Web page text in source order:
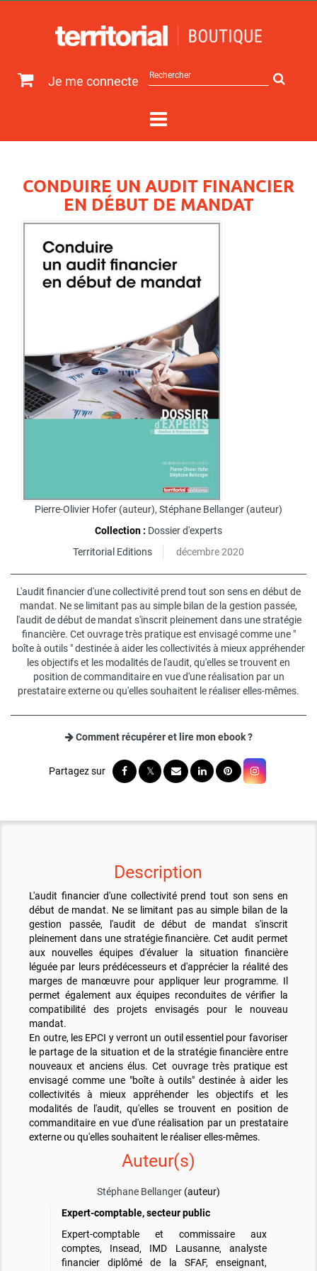
Je me connecte
sur
CONDUIRE UN AUDIT FINANCIER
EN DÉBUT DE MANDAT
Pierre-Olivier Hofer (auteur), Stéphane Bellanger (auteur)
Collection : Dossier d'experts
Territorial Editions
décembre 2020
L'audit financier d'une collectivité prend tout son sens en début de
mandat. Ne se limitant pas au simple bilan de la gestion passée,
l'audit de début de mandat s'inscrit pleinement dans une stratégie
financière. Cet ouvrage très pratique est envisagé comme une "
boîte à outils " destinée à aider les collectivités à mieux appréhender
les objectifs et les modalités de l'audit, qu'elles se trouvent en
position de commanditaire en vue d'une réalisation par un
prestataire externe ou qu'elles souhaitent le réaliser elles-mêmes.
Comment récupérer et lire mon ebook ?
Description
L'audit financier d'une collectivité prend tout son sens en
début de mandat. Ne se limitant pas au simple bilan de la
gestion passée, l'audit de début de mandat s'inscrit
pleinement dans une stratégie financière. Cet audit permet
aux nouvelles équipes d'évaluer la situation financière
léguée par leurs prédécesseurs et d'apprécier la réalité des
marges de manœuvre pour appliquer leur programme. Il
permet également aux équipes reconduites de vérifier la
compatibilité des projets envisagés pour le nouveau
mandat.
En outre, les EPCI y verront un outil essentiel pour favoriser
le partage de la situation et de la stratégie financière entre
nouveaux et anciens élus. Cet ouvrage très pratique est
envisagé comme une "boîte à outils" destinée à aider les
collectivités à mieux appréhender les objectifs et les
modalités de l'audit, qu'elles se trouvent en position de
commanditaire en vue d'une réalisation par un prestataire
externe ou qu'elles souhaitent le réaliser elles-mêmes.
Auteur(s)
Stéphane Bellanger(auteur)
Expert-comptable, secteur public
Expert-comptable et commissaire aux
comptes, Insead, IMD Lausanne, analyste
financier diplômé de la SFAF, enseignant,